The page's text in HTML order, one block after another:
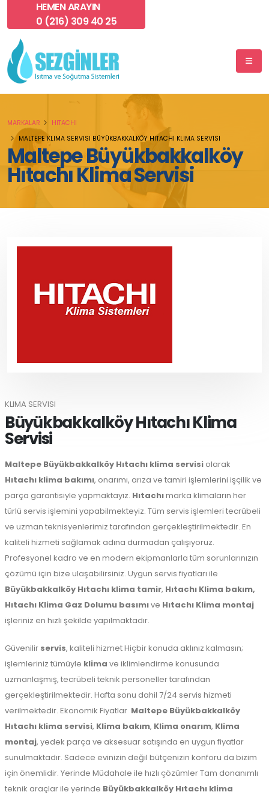
HEMEN ARAYIN
0 (216) 309 40 25
Maltepe Büyükbakkalköy
Hıtachı Klima Servisi
MARKALAR
HITACHI
MALTEPE KLIMA SERVISI BÜYÜKBAKKALKÖY HITACHI KLIMA SERVISI
KLIMA SERVISI
Büyükbakkalköy Hıtachı Klima
Servisi
Maltepe Büyükbakkalköy Hıtachı klima servisi olarak
Hıtachı klima bakımı, onarımı, arıza ve tamiri işlemlerini işçilik ve
parça garantisiyle yapmaktayız. Hıtachımarka klimaların her
türlü servis işlemini yapabilmekteyiz. Tüm servis işlemleri tecrübeli
ve uzman teknisyenlerimiz tarafından gerçekleştirilmektedir. En
kaliteli hizmeti sağlamak adına durmadan çalışıyoruz.
Profesyonel kadro ve en modern ekipmanlarla tüm sorunlarınızın
çözümü için bize ulaşabilirsiniz. Uygun servis fiyatları ile
Büyükbakkalköy Hıtachı klima tamir, Hıtachı Klima bakım,
Hıtachı Klima Gaz Dolumu basımıve Hıtachı Klima montaj
işleriniz en hızlı şekilde yapılmaktadır.
Güvenilir servis, kaliteli hizmet Hiçbir konuda aklınız kalmasın;
işlemleriniz tümüyle klima ve iklimlendirme konusunda
uzmanlaşmış, tecrübeli teknik personeller tarafından
gerçekleştirilmektedir. Hafta sonu dahil 7/24 servis hizmeti
verilmektedir. Ekonomik Fiyatlar Maltepe Büyükbakkalköy
Hıtachı klima servisi, Klima bakım, Klima onarım, Klima
montaj, yedek parça ve aksesuar satışında en uygun fiyatlar
sunulmaktadır. Sadece evinizin değil bütçenizin konforu da bizim
için önemlidir. Yerinde Müdahale ile hızlı çözümler Tam donanımlı
teknik araçlar ile yerinde Büyükbakkalköy Hıtachı klima